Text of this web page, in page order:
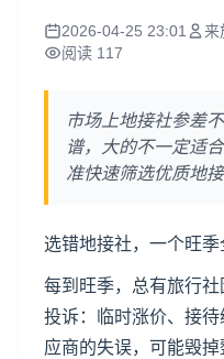
2026-04-25 23:01 来
阅读 117
市场上地接社参差
谱，大的不一定适
准快速筛选优质地
选错地接社，一个旺
每到旺季，总有旅行社
投诉：临时涨价、接
应商的失误，可能毁掉